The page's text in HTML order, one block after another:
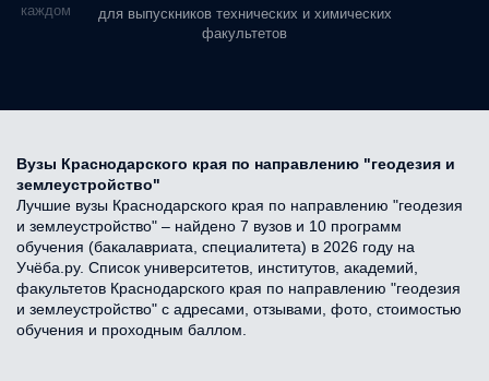
в каждом
для выпускников технических и химических
факультетов
Вузы Краснодарского края по направлению "геодезия и
землеустройство"
Лучшие вузы Краснодарского края по направлению "геодезия
и землеустройство" – найдено 7 вузов и 10 программ
обучения (бакалавриата, специалитета) в 2026 году на
Учёба.ру. Список университетов, институтов, академий,
факультетов Краснодарского края по направлению "геодезия
и землеустройство" с адресами, отзывами, фото, стоимостью
обучения и проходным баллом.